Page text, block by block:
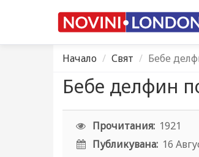
Начало Свят Бебе
Бебе делфин
Прочитания: 1921
Публикувана: 16